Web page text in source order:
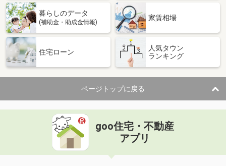
暮らしのデータ
(補助金・助成金情報)
家賃相場
住宅ローン
人気タウン
ランキング
ページトップに戻る
goo住宅・不動産
アプリ